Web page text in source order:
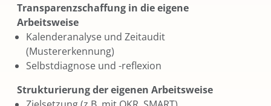
Transparenzschaffung in die eigene
Arbeitsweise
Kalenderanalyse und Zeitaudit
(Mustererkennung)
Selbstdiagnose und -reflexion
Strukturierung der eigenen Arbeitsweise